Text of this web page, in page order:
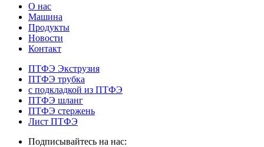
О нас
Машина
Продукты
Новости
Контакт
ПТФЭ Экструзия
ПТФЭ трубка
с подкладкой из ПТФЭ
ПТФЭ шланг
ПТФЭ стержень
Лист ПТФЭ
Подписывайтесь на нас: